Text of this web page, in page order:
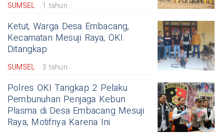
SUMSEL 1 tahun
Ketut, Warga Desa Embacang,
Kecamatan Mesuji Raya, OKI
Ditangkap
SUMSEL 3 tahun
Polres OKI Tangkap 2 Pelaku
Pembunuhan Penjaga Kebun
Plasma di Desa Embacang Mesuji
Raya, Motifnya Karena Ini